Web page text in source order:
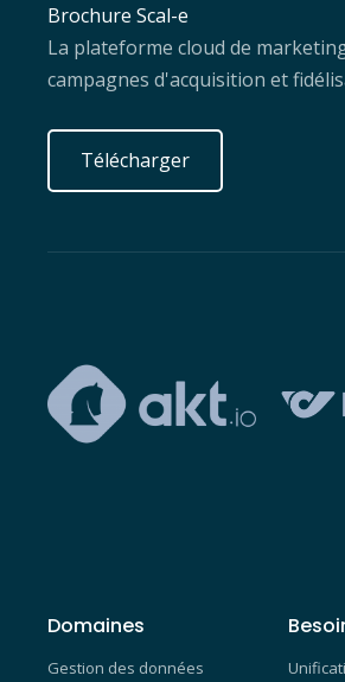
Brochure Scal-e
La plateforme cloud de
campagnes d'acquisition et
Télécharger
Domaines
Gestion des données